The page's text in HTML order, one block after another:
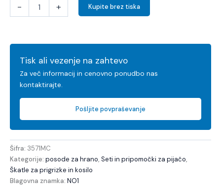
- + Kupite brez tiska
Tisk ali vezenje na zahtevo
Za več informacij in cenovno ponudbo nas
kontaktirajte.
Pošljite povpraševanje
Šifra: 3571MC
Kategorije: posode za hrano, Seti in pripomočki za pijačo,
Škatle za prigrizke in kosilo
Blagovna znamka: NO1